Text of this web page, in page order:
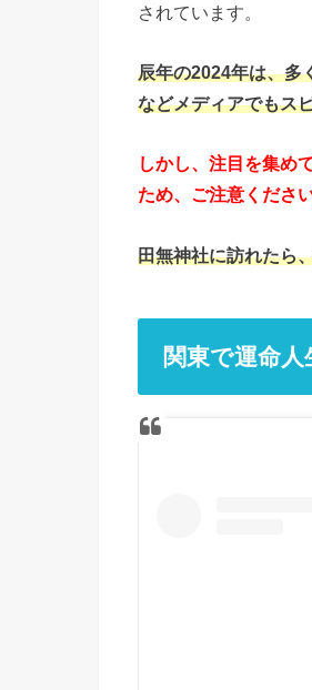
されています。
辰年の2024年は、多
などメディアでもス
しかし、注目を集め
ため、ご注意ください
田無神社に訪れたら
関東で運命